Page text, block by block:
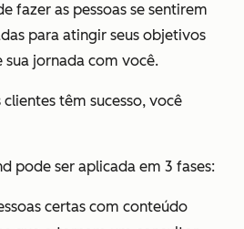
fazer as pessoas se sentirem
para atingir seus objetivos
sua jornada com você.
clientes têm sucesso, você
pode ser aplicada em 3 fases:
certas com conteúdo